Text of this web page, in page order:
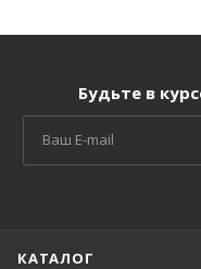
Будьте в
КАТАЛОГ